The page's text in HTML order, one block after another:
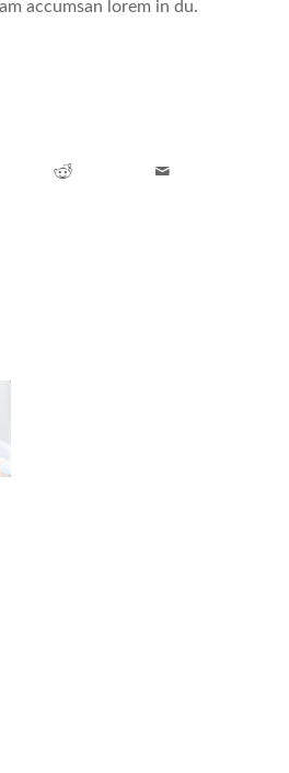
accumsan lorem in du.